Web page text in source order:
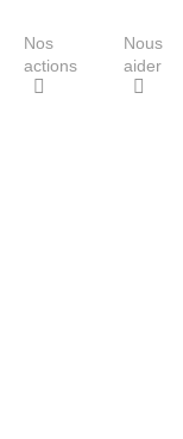
Nos
actions
Nous
aider